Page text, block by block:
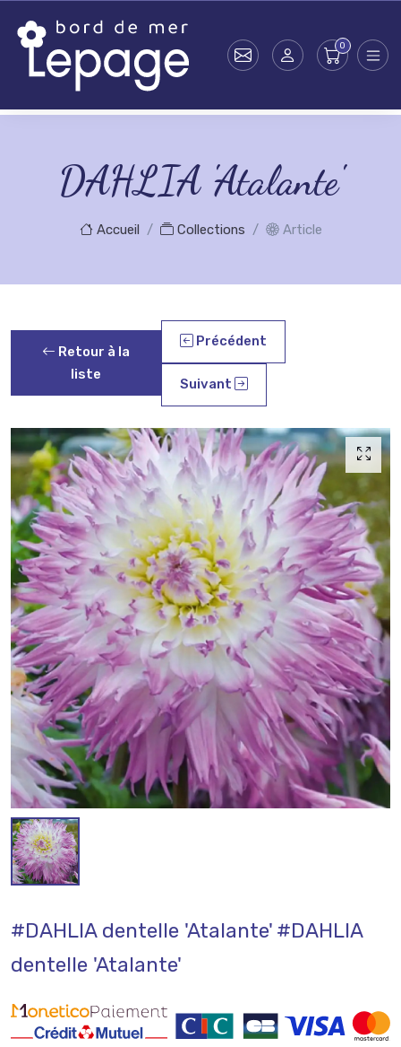
DAHLIA 'Atalante'
Accueil Collections Article
Retour à la
liste
Précédent
Suivant
#DAHLIA dentelle 'Atalante' #DAHLIA
dentelle 'Atalante'